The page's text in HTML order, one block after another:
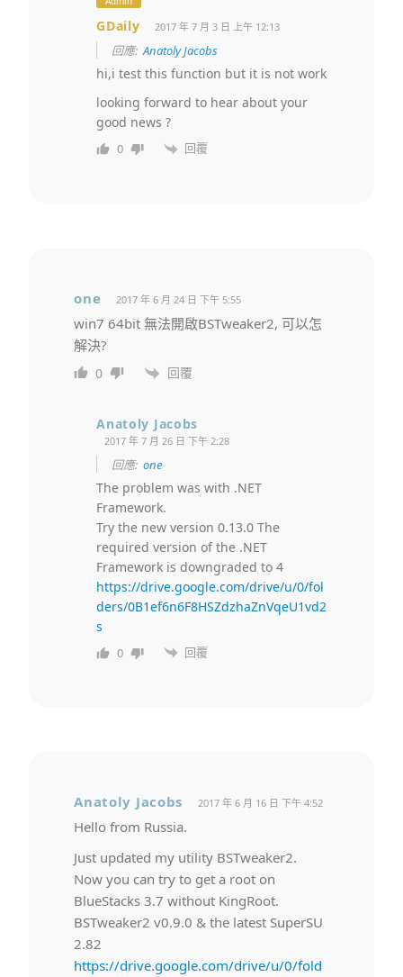
GDaily 2017 年 7 月 3 日 上午 12:13
回應:Anatoly Jacobs
hi,i test this function but it is not work
looking forward to hear about your
good news ?
0 回覆
one 2017 年 6 月 24 日 下午 5:55
win7 64bit 無法開啟BSTweaker2, 可以怎
解決?
0 回覆
Anatoly Jacobs
2017 年 7 月 26 日 下午 2:28
回應:one
The problem was with .NET
Framework.
Try the new version 0.13.0 The
required version of the .NET
Framework is downgraded to 4
https://drive.google.com/drive/u/0/fol
ders/0B1ef6n6F8HSZdzhaZnVqeU1vd2
s
0 回覆
Anatoly Jacobs 2017 年 6 月 16 日 下午 4:52
Hello from Russia.
Just updated my utility BSTweaker2.
Now you can try to get a root on
BlueStacks 3.7 without KingRoot.
BSTweaker2 v0.9.0 & the latest SuperSU
2.82
https://drive.google.com/drive/u/0/fold